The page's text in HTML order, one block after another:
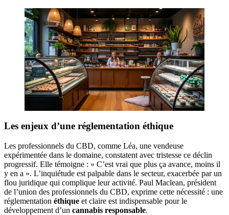
Les enjeux d’une réglementation éthique
Les professionnels du CBD, comme Léa, une vendeuse
expérimentée dans le domaine, constatent avec tristesse ce déclin
progressif. Elle témoigne : « C’est vrai que plus ça avance, moins il
y en a ». L’inquiétude est palpable dans le secteur, exacerbée par un
flou juridique qui complique leur activité. Paul Maclean, président
de l’union des professionnels du CBD, exprime cette nécessité : une
réglementation éthique et claire est indispensable pour le
développement d’un cannabis responsable.